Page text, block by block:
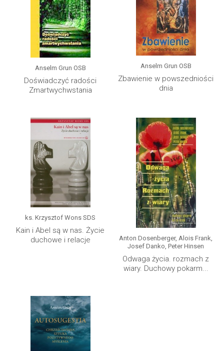
Anselm Grun OSB
Doświadczyć radości
Zmartwychwstania
Anselm Grun OSB
Zbawienie w powszedniości
dnia
ks. Krzysztof Wons SDS
Kain i Abel są w nas. Życie
duchowe i relacje
Anton Dosenberger, Alois Frank,
Josef Danko, Peter Hinsen
Odwaga życia. rozmach z
wiary. Duchowy pokarm...